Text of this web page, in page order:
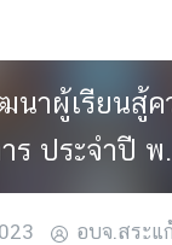
นาผู้เรียนสู้ค
ร ประจำปี พ
อบจ.สระแ